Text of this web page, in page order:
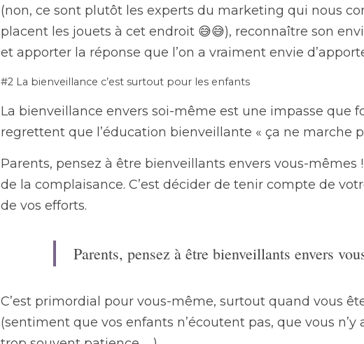
(non, ce sont plutôt les experts du marketing qui nous
placent les jouets à cet endroit 😅😅), reconnaître son
et apporter la réponse que l’on a vraiment envie
#2 La bienveillance c’est surtout pour les enfants
La bienveillance envers soi-même est une impasse que
regrettent que l’éducation bienveillante « ça ne marche
Parents, pensez à être bienveillants envers vous-mêmes
de la complaisance. C’est décider de tenir compte de
de vos efforts.
Parents, pensez à être bienveillants envers
C’est primordial pour vous-même, surtout quand vous
(sentiment que vos enfants n’écoutent pas, que vous n’y